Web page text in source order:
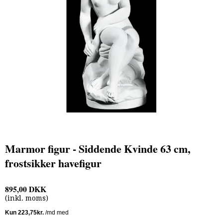
Marmor figur - Siddende Kvinde 63 cm,
frostsikker havefigur
895,00 DKK
(inkl. moms)